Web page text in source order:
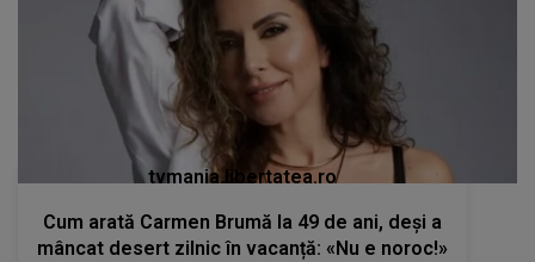
tvmania.libertatea.ro
Cum arată Carmen Brumă la 49 de ani, deși a
mâncat desert zilnic în vacanță: «Nu e noroc!»